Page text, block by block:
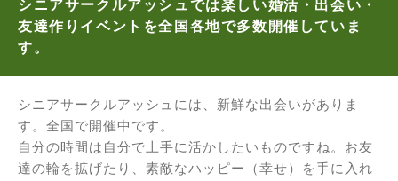
シニアサークルアッシュでは楽しい婚活・出会い・
友達作りイベントを全国各地で多数開催していま
す。
シニアサークルアッシュには、新鮮な出会いがありま
す。全国で開催中です。
自分の時間は自分で上手に活かしたいものですね。お友
達の輪を拡げたり、素敵なハッピー（幸せ）を手に入れ